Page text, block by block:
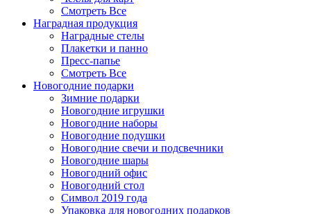
Смотреть Все
Наградная продукция
Наградные стелы
Плакетки и панно
Пресс-папье
Смотреть Все
Новогодние подарки
Зимние подарки
Новогодние игрушки
Новогодние наборы
Новогодние подушки
Новогодние свечи и подсвечники
Новогодние шары
Новогодний офис
Новогодний стол
Символ 2019 года
Упаковка для новогодних подарков